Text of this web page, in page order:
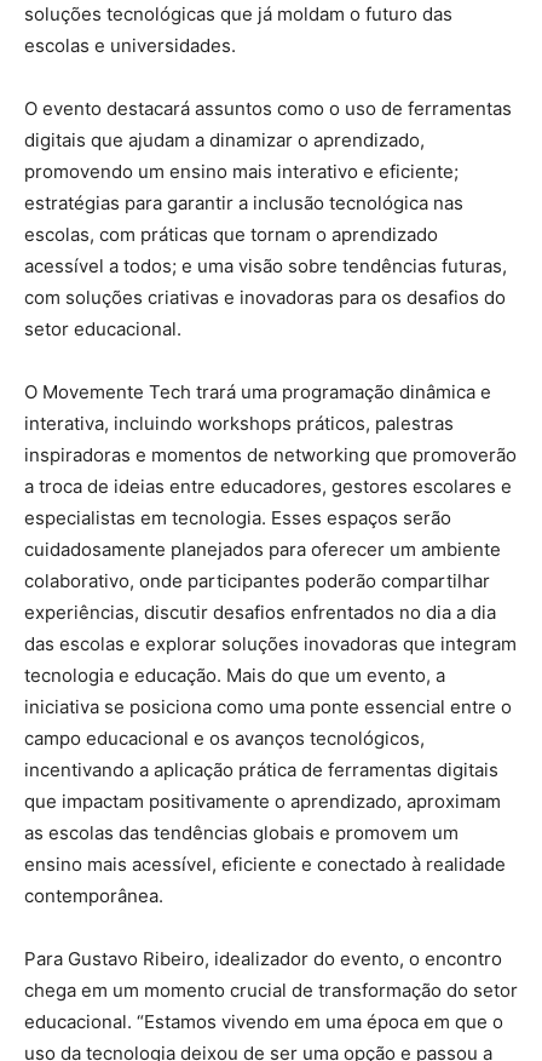
soluções tecnológicas que já moldam o futuro das
escolas e universidades.
O evento destacará assuntos como o uso de ferramentas
digitais que ajudam a dinamizar o aprendizado,
promovendo um ensino mais interativo e eficiente;
estratégias para garantir a inclusão tecnológica nas
escolas, com práticas que tornam o aprendizado
acessível a todos; e uma visão sobre tendências futuras,
com soluções criativas e inovadoras para os desafios do
setor educacional.
O Movemente Tech trará uma programação dinâmica e
interativa, incluindo workshops práticos, palestras
inspiradoras e momentos de networking que promoverão
a troca de ideias entre educadores, gestores escolares e
especialistas em tecnologia. Esses espaços serão
cuidadosamente planejados para oferecer um ambiente
colaborativo, onde participantes poderão compartilhar
experiências, discutir desafios enfrentados no dia a dia
das escolas e explorar soluções inovadoras que integram
tecnologia e educação. Mais do que um evento, a
iniciativa se posiciona como uma ponte essencial entre o
campo educacional e os avanços tecnológicos,
incentivando a aplicação prática de ferramentas digitais
que impactam positivamente o aprendizado, aproximam
as escolas das tendências globais e promovem um
ensino mais acessível, eficiente e conectado à realidade
contemporânea.
Para Gustavo Ribeiro, idealizador do evento, o encontro
chega em um momento crucial de transformação do setor
educacional. “Estamos vivendo em uma época em que o
uso da tecnologia deixou de ser uma opção e passou a